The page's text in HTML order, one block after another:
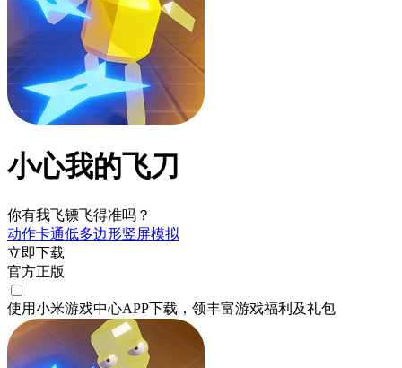
小心我的飞刀
你有我飞镖飞得准吗？
动作卡通低多边形竖屏模拟
立即下载
官方正版
使用小米游戏中心APP下载 ，领丰富游戏福利 及礼包